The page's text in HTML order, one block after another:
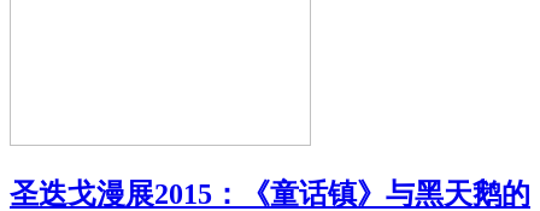
圣迭戈漫展2015：《童话镇》与黑天鹅的